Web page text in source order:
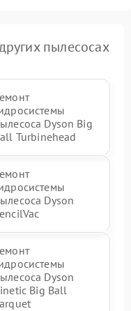
пылесосах
Dyson Big
Turbinehead
Dyson
Dyson
Big Ball